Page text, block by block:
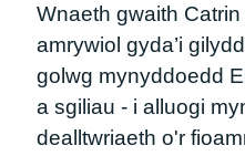
Wnaeth gwaith
amrywiol gyda’i
golwg mynyddoedd
a sgiliau - i alluogi
dealltwriaeth o'r